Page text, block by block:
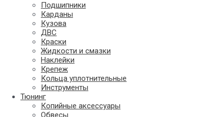
Подшипники
Карданы
Кузова
ДВС
Краски
Жидкости и смазки
Наклейки
Крепеж
Кольца уплотнительные
Инструменты
Тюнинг
Копийные аксессуары
Обвесы